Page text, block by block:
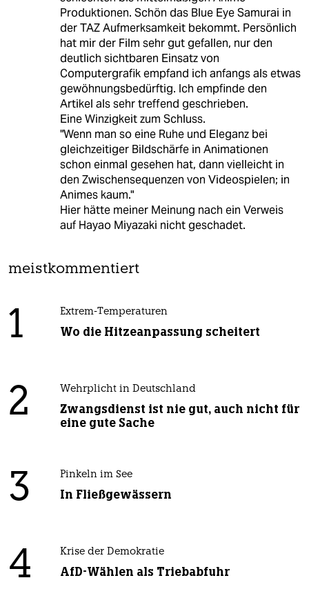
Produktionen. Schön das Blue Eye Samurai in
der TAZ Aufmerksamkeit bekommt. Persönlich
hat mir der Film sehr gut gefallen, nur den
deutlich sichtbaren Einsatz von
Computergrafik empfand ich anfangs als etwas
gewöhnungsbedürftig. Ich empfinde den
Artikel als sehr treffend geschrieben.
Eine Winzigkeit zum Schluss.
"Wenn man so eine Ruhe und Eleganz bei
gleichzeitiger Bildschärfe in Animationen
schon einmal gesehen hat, dann vielleicht in
den Zwischensequenzen von Videospielen; in
Animes kaum."
Hier hätte meiner Meinung nach ein Verweis
auf Hayao Miyazaki nicht geschadet.
meistkommentiert
1 Extrem-Temperaturen
Wo die Hitzeanpassung scheitert
2 Wehrplicht in Deutschland
Zwangsdienst ist nie gut, auch nicht für
eine gute Sache
3 Pinkeln im See
In Fließgewässern
4 Krise der Demokratie
AfD-Wählen als Triebabfuhr